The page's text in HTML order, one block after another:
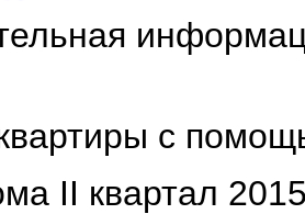
с
II квартал